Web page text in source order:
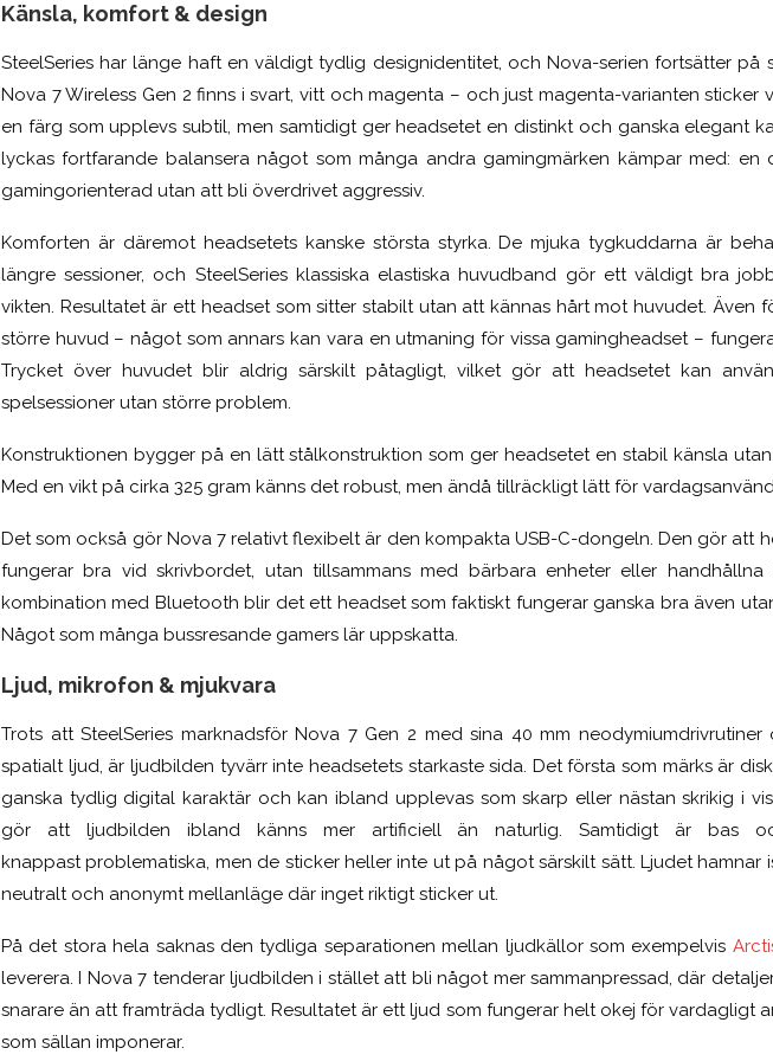
Känsla, komfort & design
SteelSeries har länge haft en väldigt tydlig designidentitet, och Nova-serien fortsätter på
Nova 7 Wireless Gen 2 finns i svart, vitt och magenta – och just magenta-varianten sticker
en färg som upplevs subtil, men samtidigt ger headsetet en distinkt och ganska elegant
lyckas fortfarande balansera något som många andra gamingmärken kämpar med: en
gamingorienterad utan att bli överdrivet aggressiv.
Komforten är däremot headsetets kanske största styrka. De mjuka tygkuddarna är
längre sessioner, och SteelSeries klassiska elastiska huvudband gör ett väldigt bra
vikten. Resultatet är ett headset som sitter stabilt utan att kännas hårt mot huvudet. Även
större huvud – något som annars kan vara en utmaning för vissa gamingheadset –
Trycket över huvudet blir aldrig särskilt påtagligt, vilket gör att headsetet kan
spelsessioner utan större problem.
Konstruktionen bygger på en lätt stålkonstruktion som ger headsetet en stabil känsla
Med en vikt på cirka 325 gram känns det robust, men ändå tillräckligt lätt för
Det som också gör Nova 7 relativt flexibelt är den kompakta USB-C-dongeln. Den gör att
fungerar bra vid skrivbordet, utan tillsammans med bärbara enheter eller handhållna
kombination med Bluetooth blir det ett headset som faktiskt fungerar ganska bra även
Något som många bussresande gamers lär uppskatta.
Ljud, mikrofon & mjukvara
Trots att SteelSeries marknadsför Nova 7 Gen 2 med sina 40 mm
spatialt ljud, är ljudbilden tyvärr inte headsetets starkaste sida. Det första som märks är
ganska tydlig digital karaktär och kan ibland upplevas som skarp eller nästan skrikig i
gör att ljudbilden ibland känns mer artificiell än naturlig. Samtidigt är bas
knappast problematiska, men de sticker heller inte ut på något särskilt sätt. Ljudet hamnar
neutralt och anonymt mellanläge där inget riktigt sticker ut.
På det stora hela saknas den tydliga separationen mellan ljudkällor som exempelvis
leverera. I Nova 7 tenderar ljudbilden i stället att bli något mer sammanpressad, där
snarare än att framträda tydligt. Resultatet är ett ljud som fungerar helt okej för vardagligt
som sällan imponerar.